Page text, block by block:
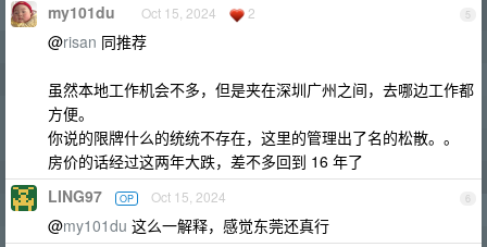
5
my101du Oct 15, 2024 2
@risan 同推荐
虽然本地工作机会不多，但是夹在深圳广州之间，去哪边工作都
方便。
你说的限牌什么的统统不存在，这里的管理出了名的松散。。
房价的话经过这两年大跌，差不多回到 16 年了
6
LING97 OP Oct 15, 2024
@my101du 这么一解释，感觉东莞还真行